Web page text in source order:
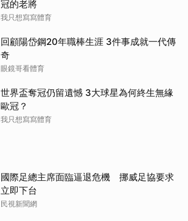
冠的老將
我只想寫寫體育
回顧陽岱鋼20年職棒生涯 3件事成就一代傳
奇
眼鏡哥看體育
世界盃奪冠仍留遺憾 3大球星為何終生無緣
歐冠？
我只想寫寫體育
國際足總主席面臨逼退危機 挪威足協要求
立即下台
民視新聞網